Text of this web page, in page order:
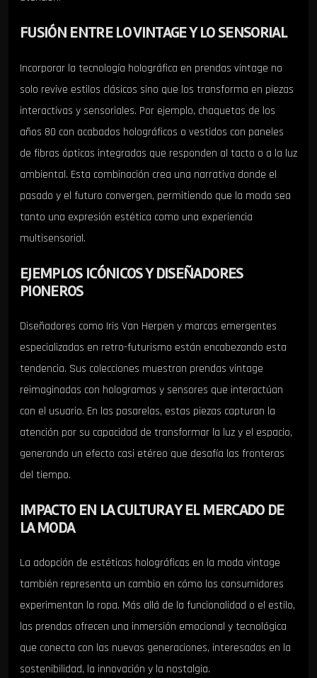
FUSIÓN ENTRE LO VINTAGE Y LO SENSORIAL
Incorporar la tecnología holográfica en prendas vintage no
solo revive estilos clásicos sino que los transforma en piezas
interactivas y sensoriales. Por ejemplo, chaquetas de los
años 80 con acabados holográficos o vestidos con paneles
de fibras ópticas integradas que responden al tacto o a la luz
ambiental. Esta combinación crea una narrativa donde el
pasado y el futuro convergen, permitiendo que la moda sea
tanto una expresión estética como una experiencia
multisensorial.
EJEMPLOS ICÓNICOS Y DISEÑADORES
PIONEROS
Diseñadores como Iris Van Herpen y marcas emergentes
especializadas en retro-futurismo están encabezando esta
tendencia. Sus colecciones muestran prendas vintage
reimaginadas con hologramas y sensores que interactúan
con el usuario. En las pasarelas, estas piezas capturan la
atención por su capacidad de transformar la luz y el espacio,
generando un efecto casi etéreo que desafía las fronteras
del tiempo.
IMPACTO EN LA CULTURA Y EL MERCADO DE
LA MODA
La adopción de estéticas holográficas en la moda vintage
también representa un cambio en cómo los consumidores
experimentan la ropa. Más allá de la funcionalidad o el estilo,
las prendas ofrecen una inmersión emocional y tecnológica
que conecta con las nuevas generaciones, interesadas en la
sostenibilidad, la innovación y la nostalgia.